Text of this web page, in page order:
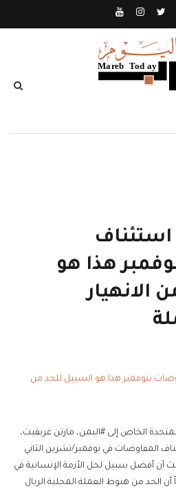
هذا هو
الانهيار
الخاص إلى #اليمن، مارتن غريفيث،
المفاوضات في نوفمبر/تشرين الثاني
أن أفضل سبيل لحل الأزمة الإنسانية في
أن الحد من هبوط العملة المحلية الريال